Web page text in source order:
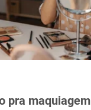
pra maquiagem